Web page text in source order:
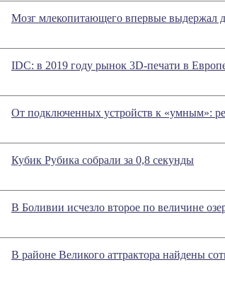
Мозг млекопитающего впервые выдержал
IDC: в 2019 году рынок 3D-печати в
От подключенных устройств к «умным»:
Кубик Рубика собрали за 0,8 секунды
В Боливии исчезло второе по величине
В районе Великого аттрактора найдены